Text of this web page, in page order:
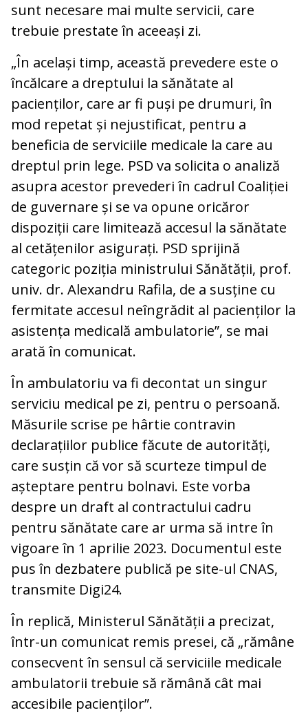
sunt necesare mai multe servicii, care
trebuie prestate în aceeași zi.
„În același timp, această prevedere este o
încălcare a dreptului la sănătate al
pacienților, care ar fi puși pe drumuri, în
mod repetat și nejustificat, pentru a
beneficia de serviciile medicale la care au
dreptul prin lege. PSD va solicita o analiză
asupra acestor prevederi în cadrul Coaliției
de guvernare și se va opune oricăror
dispoziții care limitează accesul la sănătate
al cetățenilor asigurați. PSD sprijină
categoric poziția ministrului Sănătății, prof.
univ. dr. Alexandru Rafila, de a susține cu
fermitate accesul neîngrădit al pacienților la
asistența medicală ambulatorie”, se mai
arată în comunicat.
În ambulatoriu va fi decontat un singur
serviciu medical pe zi, pentru o persoană.
Măsurile scrise pe hârtie contravin
declarațiilor publice făcute de autorități,
care susțin că vor să scurteze timpul de
așteptare pentru bolnavi. Este vorba
despre un draft al contractului cadru
pentru sănătate care ar urma să intre în
vigoare în 1 aprilie 2023. Documentul este
pus în dezbatere publică pe site-ul CNAS,
transmite Digi24.
În replică, Ministerul Sănătății a precizat,
într-un comunicat remis presei, că „rămâne
consecvent în sensul că serviciile medicale
ambulatorii trebuie să rămână cât mai
accesibile pacienților”.